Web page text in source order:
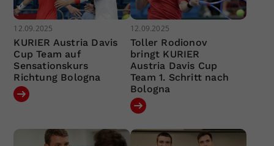
12.09.2025
KURIER Austria Davis
Cup Team auf
Sensationskurs
Richtung Bologna
12.09.2025
Toller Rodionov
bringt KURIER
Austria Davis Cup
Team 1. Schritt nach
Bologna